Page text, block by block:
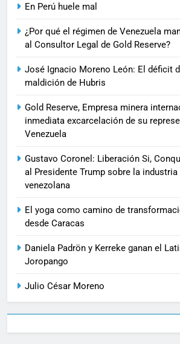
En Perú huele mal
¿Por qué el régimen de Venezuela
al Consultor Legal de Gold Reserve?
José Ignacio Moreno León: El déficit
maldición de Hubris
Gold Reserve, Empresa minera
inmediata excarcelación de su
Venezuela
Gustavo Coronel: Liberación Si,
al Presidente Trump sobre la industria
venezolana
El yoga como camino de
desde Caracas
Daniela Padrön y Kerreke ganan el
Joropango
Julio César Moreno